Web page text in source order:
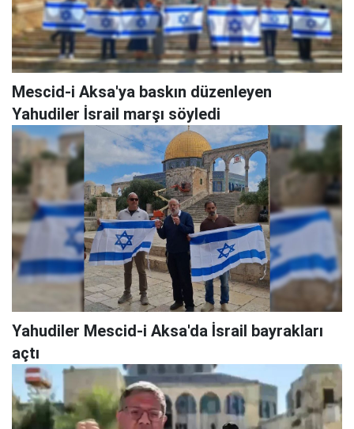
Mescid-i Aksa'ya baskın düzenleyen
Yahudiler İsrail marşı söyledi
Yahudiler Mescid-i Aksa'da İsrail bayrakları
açtı